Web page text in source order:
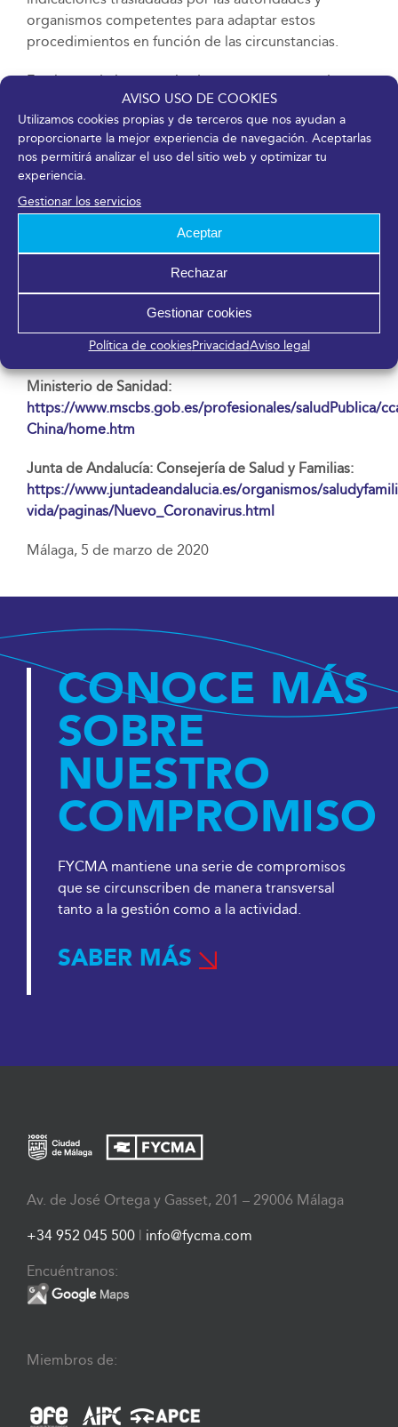
AVISO USO DE COOKIES
Utilizamos cookies propias y de terceros que nos ayudan a
proporcionarte la mejor experiencia de navegación. Aceptarlas
nos permitirá analizar el uso del sitio web y optimizar tu
experiencia.
Gestionar los servicios
Aceptar
Rechazar
Gestionar cookies
Política de cookiesPrivacidadAviso legal
organismos competentes para adaptar estos
procedimientos en función de las circunstancias.
En el caso de los organizadores externos, queda a su
disposición para evaluar aquellas iniciativas y
medidas adicionales en función de las necesidades
de cada evento.
Para más información, no dude en consultar los sitios
de referencia:
https://www.who.int/health-
topics/coronavirus/coronavirus
Centro de Prevención y Control de Enfermedades
coronavirus-china
Ministerio de Sanidad:
https://www.mscbs.gob.es/profesionales/saludPublica/
China/home.htm
Junta de Andalucía: Consejería de Salud y Familias:
https://www.juntadeandalucia.es/organismos/
vida/paginas/Nuevo_Coronavirus.html
Málaga, 5 de marzo de 2020
CONOCE MÁS
SOBRE
NUESTRO
COMPROMISO
FYCMA mantiene una serie de compromisos
que se circunscriben de manera transversal
tanto a la gestión como a la actividad.
SABER MÁS
Av. de José Ortega y Gasset, 201 – 29006 Málaga
+34 952 045 500 info@fycma.com
Encuéntranos:
Miembros de: